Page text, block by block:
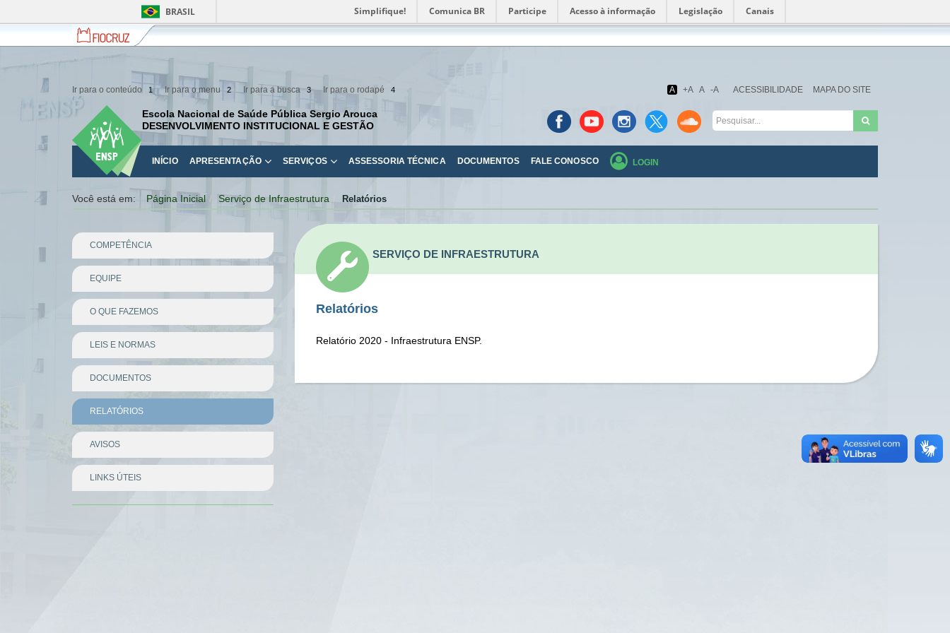
BRASIL Simplifique! Comunica BR Participe Acesso à informação Legislação Canais
Fiocruz
Fale
com
Fiocruz
Fundação
Oswaldo
Ir para o conteúdo 1 Ir para o menu 2 Ir para a busca 3 Ir para o rodapé 4 A +A A -A ACESSIBILIDADE MAPA DO SITE
Escola Nacional de Saúde Pública Sergio Arouca
DESENVOLVIMENTO INSTITUCIONAL E GESTÃO
INÍCIO APRESENTAÇÃO SERVIÇOS ASSESSORIA TÉCNICA DOCUMENTOS FALE CONOSCO LOGIN
Você está em: Página Inicial Serviço de Infraestrutura Relatórios
COMPETÊNCIA
EQUIPE
O QUE FAZEMOS
LEIS E NORMAS
DOCUMENTOS
RELATÓRIOS
AVISOS
LINKS ÚTEIS
Divisor
SERVIÇO DE INFRAESTRUTURA
Relatórios
Relatório 2020 - Infraestrutura ENSP.